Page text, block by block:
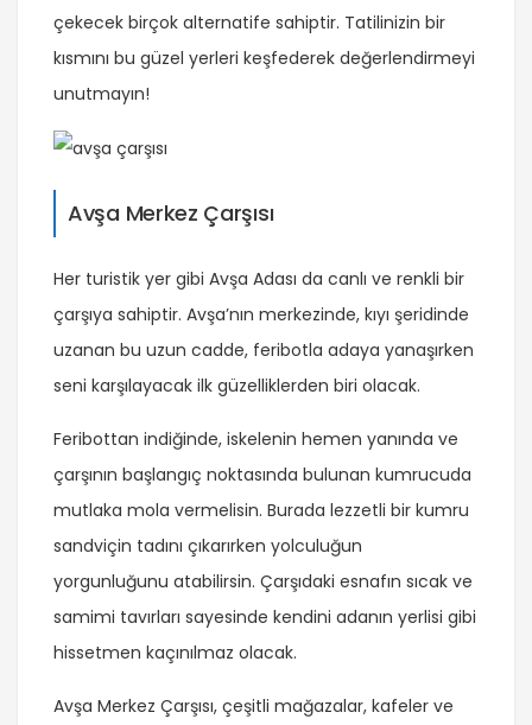
çekecek birçok alternatife sahiptir. Tatilinizin bir
kısmını bu güzel yerleri keşfederek değerlendirmeyi
unutmayın!
Avşa Merkez Çarşısı
Her turistik yer gibi Avşa Adası da canlı ve renkli bir
çarşıya sahiptir. Avşa’nın merkezinde, kıyı şeridinde
uzanan bu uzun cadde, feribotla adaya yanaşırken
seni karşılayacak ilk güzelliklerden biri olacak.
Feribottan indiğinde, iskelenin hemen yanında ve
çarşının başlangıç noktasında bulunan kumrucuda
mutlaka mola vermelisin. Burada lezzetli bir kumru
sandviçin tadını çıkarırken yolculuğun
yorgunluğunu atabilirsin. Çarşıdaki esnafın sıcak ve
samimi tavırları sayesinde kendini adanın yerlisi gibi
hissetmen kaçınılmaz olacak.
Avşa Merkez Çarşısı, çeşitli mağazalar, kafeler ve